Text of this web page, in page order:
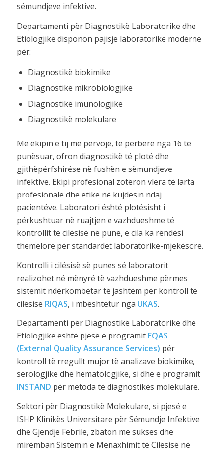
sëmundjeve infektive.
Departamenti për Diagnostikë Laboratorike dhe
Etiologjike disponon pajisje laboratorike moderne
për:
Diagnostikë biokimike
Diagnostikë mikrobiologjike
Diagnostikë imunologjike
Diagnostikë molekulare
Me ekipin e tij me përvojë, të përbërë nga 16 të
punësuar, ofron diagnostikë të plotë dhe
gjithëpërfshirëse në fushën e sëmundjeve
infektive. Ekipi profesional zotëron vlera të larta
profesionale dhe etike në kujdesin ndaj
pacientëve. Laboratori është plotësisht i
përkushtuar në ruajtjen e vazhdueshme të
kontrollit të cilësisë në punë, e cila ka rëndësi
themelore për standardet laboratorike-mjekësore.
Kontrolli i cilësisë së punës së laboratorit
realizohet në mënyrë të vazhdueshme përmes
sistemit ndërkombëtar të jashtëm për kontroll të
cilësisë RIQAS, i mbështetur nga UKAS.
Departamenti për Diagnostikë Laboratorike dhe
Etiologjike është pjesë e programit EQAS
(External Quality Assurance Services) për
kontroll të rregullt mujor të analizave biokimike,
serologjike dhe hematologjike, si dhe e programit
INSTAND për metoda të diagnostikës molekulare.
Sektori për Diagnostikë Molekulare, si pjesë e
ISHP Klinikës Universitare për Sëmundje Infektive
dhe Gjendje Febrile, zbaton me sukses dhe
mirëmban Sistemin e Menaxhimit të Cilësisë në